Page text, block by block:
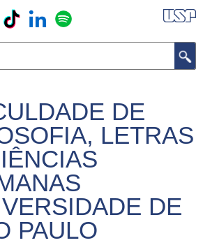
DE
LETRAS
DE
PAULO